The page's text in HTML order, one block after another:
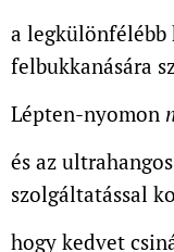
a
felbukkanására
Lépten-nyomon
és az
szolgáltatással
hogy kedvet